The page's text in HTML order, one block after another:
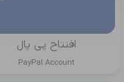
افتتاح پی پال
PayPal Account